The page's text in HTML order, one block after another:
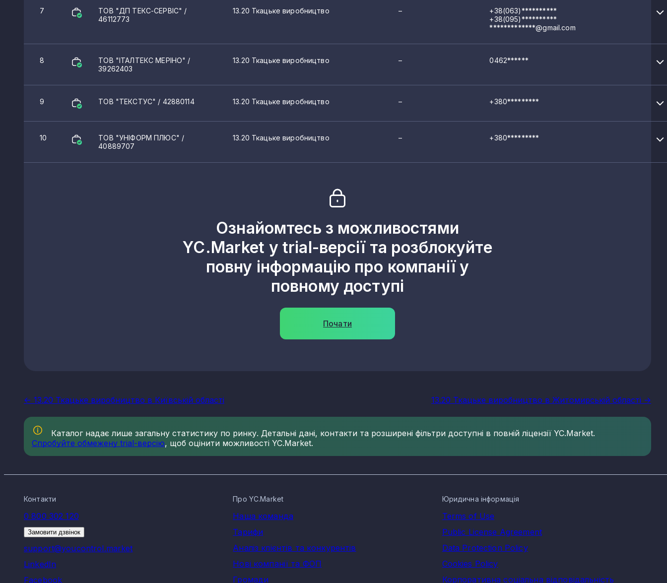
7 ТОВ "ДП ТЕКС-СЕРВІС" /
46112773
13.20 Ткацьке виробництво –
+38(063)**********
+38(095)**********
*************@gmail.com
8 ТОВ "ІТАЛТЕКС МЕРІНО" /
39262403
13.20 Ткацьке виробництво – 0462******
9 ТОВ "ТЕКСТУС" / 42880114 13.20 Ткацьке виробництво – +380*********
10 ТОВ "УНІФОРМ ПЛЮС" /
40889707
13.20 Ткацьке виробництво – +380*********
Ознайомтесь з можливостями
YC.Market у trial-версії та розблокуйте
повну інформацію про компанії у
повному доступі
Почати
<- 13.20 Ткацьке виробництво в Київській області 13.20 Ткацьке виробництво в Житомирській області ->
Каталог надає лише загальну статистику по ринку. Детальні дані, контакти та розширені фільтри доступні в повній ліцензії YC.Market.
Спробуйте обмежену trial-версію, щоб оцінити можливості YC.Market.
Контакти
0 800 302 120
Замовити дзвінок
support@youcontrol.market
LinkedIn
Facebook
Про YC.Market
Наша команда
Тарифи
Аналіз клієнтів та конкурентів
Нові компанії та ФОП
Громади
Юридична інформація
Terms of Use
Public License Agreement
Data Protection Policy
Cookies Policy
Корпоративна соціальна відповідальність